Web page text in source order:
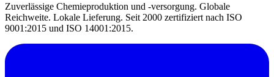
Zuverlässige Chemieproduktion und -versorgung. Globale
Reichweite. Lokale Lieferung. Seit 2000 zertifiziert nach ISO
9001:2015 und ISO 14001:2015.